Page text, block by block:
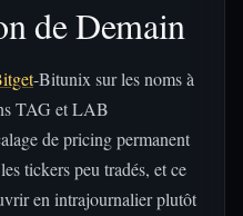
de Demain
-Bitunix sur les noms à
TAG et LAB
de pricing permanent
tickers peu tradés, et ce
en intrajournalier plutôt